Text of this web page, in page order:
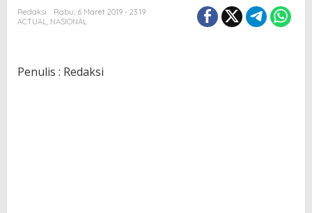
Redaksi
Rabu, 6 Maret 2019 - 23:19
ACTUAL, NASIONAL
Penulis : Redaksi